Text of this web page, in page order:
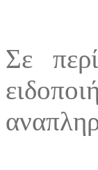
Σε